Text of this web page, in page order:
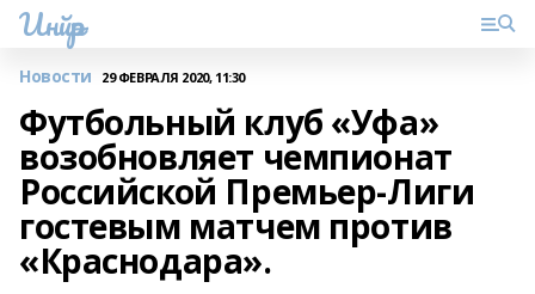
Инйәр
Новости 29 ФЕВРАЛЯ 2020, 11:30
Футбольный клуб «Уфа»
возобновляет чемпионат
Российской Премьер-Лиги
гостевым матчем против
«Краснодара».